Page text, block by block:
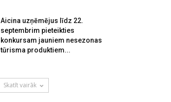
Aicina uzņēmējus līdz 22.
septembrim pieteikties
konkursam jauniem nesezonas
tūrisma produktiem...
Skatīt vairāk